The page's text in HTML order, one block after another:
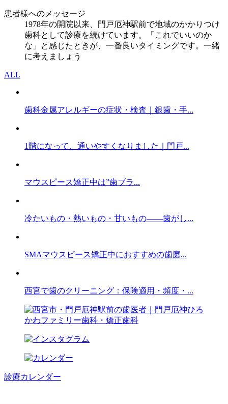
患者様へのメッセージ
1978年の開院以来、門戸厄神駅前で地域のかかりつけ
歯科として診療を続けています。「これでいいのか
な」と感じたときが、一番良いタイミングです。一緒
に考えましょう
ALL
歯科金属アレルギーの症状・検査｜銀歯・手...
1階になって、通いやすくなりました｜門戸...
マウスピース矯正中は”歯ブラ...
冷たいもの・熱いもの・甘いもの——歯がし...
SMAマウスピース矯正中におすすめの歯磨...
西宮で歯のクリーニング：保険適用・頻度・...
診療カレンダー